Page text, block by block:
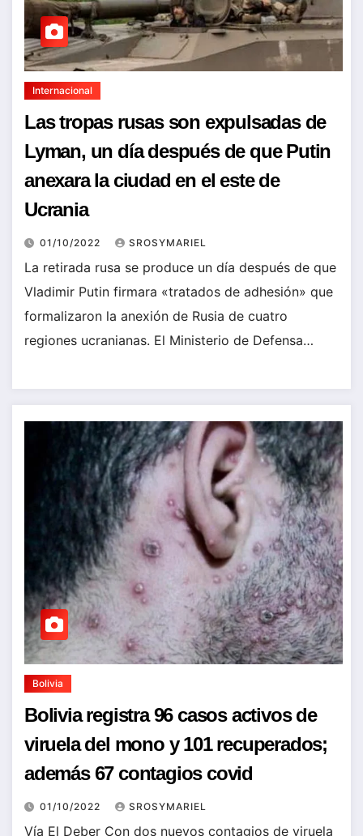
Internacional
Las tropas rusas son expulsadas de
Lyman, un día después de que Putin
anexara la ciudad en el este de
Ucrania
01/10/2022 SROSYMARIEL
La retirada rusa se produce un día después de que
Vladimir Putin firmara «tratados de adhesión» que
formalizaron la anexión de Rusia de cuatro
regiones ucranianas. El Ministerio de Defensa…
Bolivia
Bolivia registra 96 casos activos de
viruela del mono y 101 recuperados;
además 67 contagios covid
01/10/2022 SROSYMARIEL
Vía El Deber Con dos nuevos contagios de viruela